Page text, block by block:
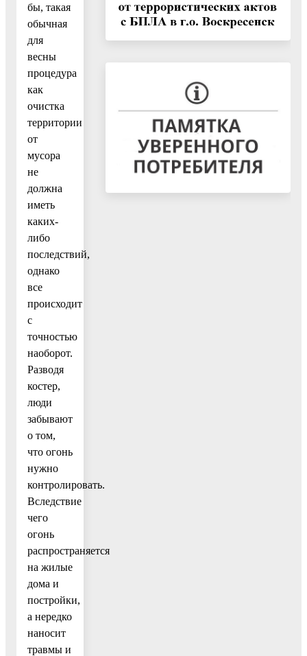
бы, такая
обычная
для
весны
процедура
как
очистка
территории
от
мусора
не
должна
иметь
каких-
либо
последствий,
однако
все
происходит
с
точностью
наоборот.
Разводя
костер,
люди
забывают
о том,
что огонь
нужно
контролировать.
Вследствие
чего
огонь
распространяется
на жилые
дома и
постройки,
а нередко
наносит
травмы и